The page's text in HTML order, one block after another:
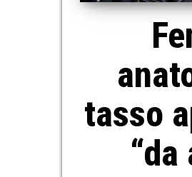
tasso